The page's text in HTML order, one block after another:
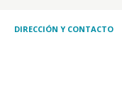
DIRECCIÓN Y CONTACTO